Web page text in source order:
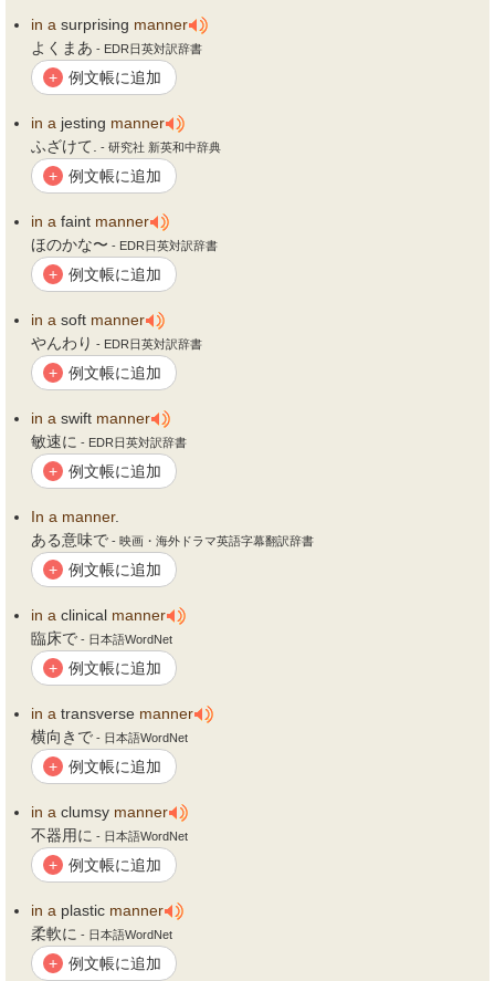
in a surprising manner
よくまあ - EDR日英対訳辞書
+ 例文帳に追加
in a jesting manner
ふざけて.
- 研究社 新英和中辞典
+ 例文帳に追加
in a faint manner
ほのかな〜 - EDR日英対訳辞書
+ 例文帳に追加
in a soft manner
やんわり - EDR日英対訳辞書
+ 例文帳に追加
in a swift manner
敏速に - EDR日英対訳辞書
+ 例文帳に追加
In a manner.
ある意味で - 映画・海外ドラマ英語字幕翻訳辞書
+ 例文帳に追加
in a clinical manner
臨床で - 日本語WordNet
+ 例文帳に追加
in a transverse manner
横向きで - 日本語WordNet
+ 例文帳に追加
in a clumsy manner
不器用に - 日本語WordNet
+ 例文帳に追加
in a plastic manner
柔軟に - 日本語WordNet
+ 例文帳に追加